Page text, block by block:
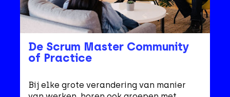
De Scrum Master Community
of Practice
Bij elke grote verandering van manier